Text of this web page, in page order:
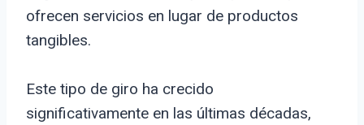
ofrecen servicios en lugar de productos
tangibles.
Este tipo de giro ha crecido
significativamente en las últimas décadas,